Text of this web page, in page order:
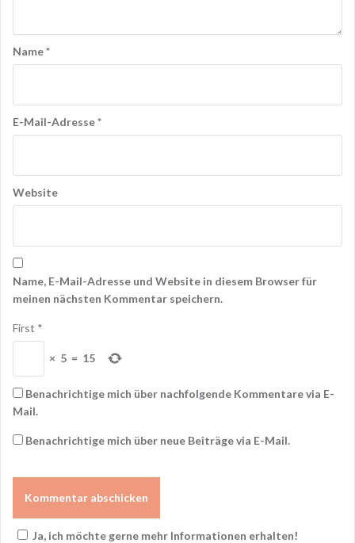
Name*
E-Mail-Adresse*
Website
Name, E-Mail-Adresse und Website in diesem Browser für
meinen nächsten Kommentar speichern.
First *
× 5 = 15
Benachrichtige mich über nachfolgende Kommentare via E-
Mail.
Benachrichtige mich über neue Beiträge via E-Mail.
Ja, ich möchte gerne mehr Informationen erhalten!